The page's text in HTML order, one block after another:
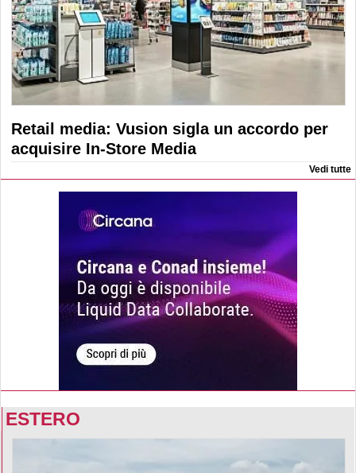
Retail media: Vusion sigla un accordo per
acquisire In-Store Media
Vedi tutte
ESTERO